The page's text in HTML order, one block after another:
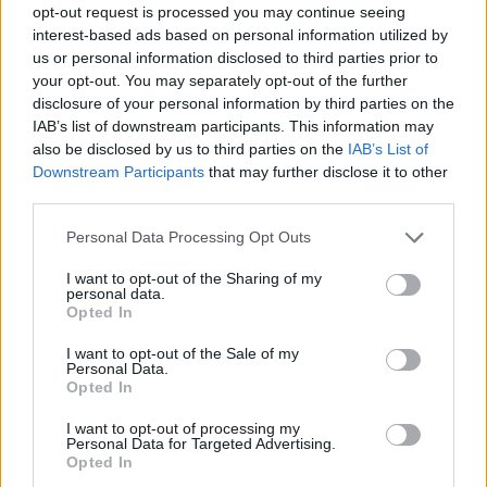
opt-out request is processed you may continue seeing
interest-based ads based on personal information utilized by
us or personal information disclosed to third parties prior to
your opt-out. You may separately opt-out of the further
disclosure of your personal information by third parties on the
IAB’s list of downstream participants. This information may
also be disclosed by us to third parties on the IAB’s List of
Downstream Participants that may further disclose it to other
Personal Data Processing Opt Outs
I want to opt-out of the Sharing of my
personal data.
Opted In
I want to opt-out of the Sale of my
Personal Data.
Opted In
I want to opt-out of processing my
Personal Data for Targeted Advertising.
Opted In
“La Regione prosegue nel proprio impegno- sottolinea il Capo
della segreteria politica della Presidenza,Giammaria Manghi
per creare le condizioni per sfruttare al meglio le opportunità rese
disponibili nell’ambito dell’offerta sportiva. E per fare questo,
credo sia assolutamente importante il lavoro di squadra che
mettiamo in campo sia con gli Enti locali che con i promotori di
eventi sportivi”.
I due bandi
eventi sportivi, riconoscendo l’importante lavoro delle realtà
associativeche organizzano tante manifestazioni e incontri che,
oltre ad essere una opportunità di socializzazione per migliaia di
persone, rappresentano una occasione di promozione per tutto il